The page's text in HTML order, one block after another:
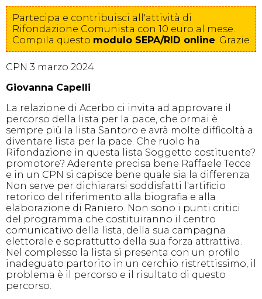
Partecipa e contribuisci all'attività di
Rifondazione Comunista con 10 euro al mese.
Compila questo modulo SEPA/RID online. Grazie
CPN 3 marzo 2024
Giovanna Capelli
La relazione di Acerbo ci invita ad approvare il
percorso della lista per la pace, che ormai è
sempre più la lista Santoro e avrà molte difficoltà a
diventare lista per la pace. Che ruolo ha
Rifondazione in questa lista Soggetto costituente?
promotore? Aderente precisa bene Raffaele Tecce
e in un CPN si capisce bene quale sia la differenza
Non serve per dichiararsi soddisfatti l'artificio
retorico del riferimento alla biografia e alla
elaborazione di Raniero. Non sono i punti critici
del programma che costituiranno il centro
comunicativo della lista, della sua campagna
elettorale e soprattutto della sua forza attrattiva.
Nel complesso la lista si presenta con un profilo
inadeguato partorito in un cerchio ristrettissimo, il
problema è il percorso e il risultato di questo
percorso.